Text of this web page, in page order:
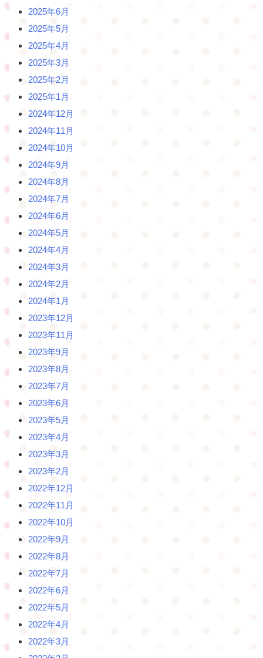
2025年6月
2025年5月
2025年4月
2025年3月
2025年2月
2025年1月
2024年12月
2024年11月
2024年10月
2024年9月
2024年8月
2024年7月
2024年6月
2024年5月
2024年4月
2024年3月
2024年2月
2024年1月
2023年12月
2023年11月
2023年9月
2023年8月
2023年7月
2023年6月
2023年5月
2023年4月
2023年3月
2023年2月
2022年12月
2022年11月
2022年10月
2022年9月
2022年8月
2022年7月
2022年6月
2022年5月
2022年4月
2022年3月